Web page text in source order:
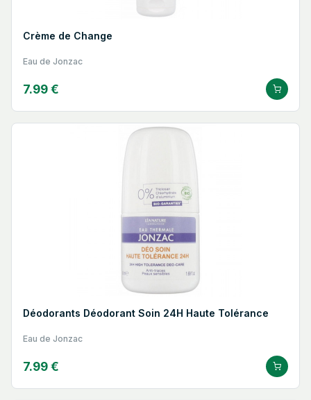
Crème de Change
Eau de Jonzac
7.99 €
Déodorants Déodorant Soin 24H Haute Tolérance
Eau de Jonzac
7.99 €